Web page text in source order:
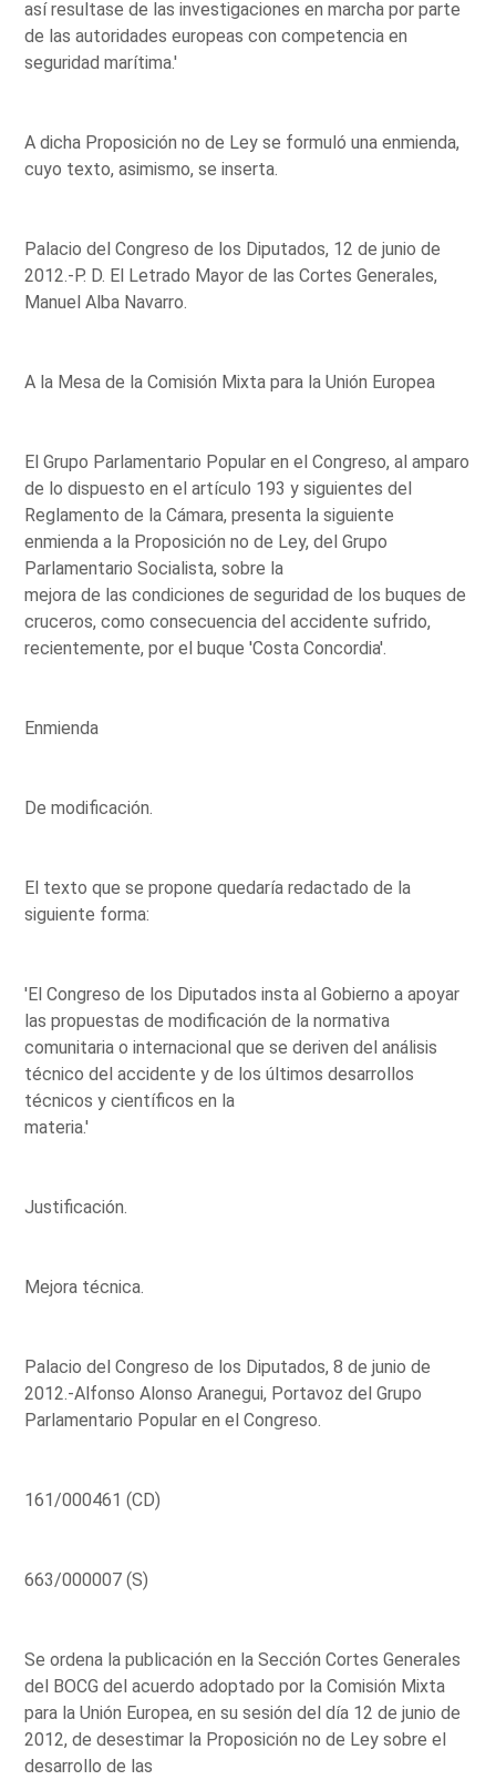
así resultase de las investigaciones en marcha por parte
de las autoridades europeas con competencia en
seguridad marítima.'
A dicha Proposición no de Ley se formuló una enmienda,
cuyo texto, asimismo, se inserta.
Palacio del Congreso de los Diputados, 12 de junio de
2012.-P. D. El Letrado Mayor de las Cortes Generales,
Manuel Alba Navarro.
A la Mesa de la Comisión Mixta para la Unión Europea
El Grupo Parlamentario Popular en el Congreso, al amparo
de lo dispuesto en el artículo 193 y siguientes del
Reglamento de la Cámara, presenta la siguiente
enmienda a la Proposición no de Ley, del Grupo
Parlamentario Socialista, sobre la
mejora de las condiciones de seguridad de los buques de
cruceros, como consecuencia del accidente sufrido,
recientemente, por el buque 'Costa Concordia'.
Enmienda
De modificación.
El texto que se propone quedaría redactado de la
siguiente forma:
'El Congreso de los Diputados insta al Gobierno a apoyar
las propuestas de modificación de la normativa
comunitaria o internacional que se deriven del análisis
técnico del accidente y de los últimos desarrollos
técnicos y científicos en la
materia.'
Justificación.
Mejora técnica.
Palacio del Congreso de los Diputados, 8 de junio de
2012.-Alfonso Alonso Aranegui, Portavoz del Grupo
Parlamentario Popular en el Congreso.
161/000461 (CD)
663/000007 (S)
Se ordena la publicación en la Sección Cortes Generales
del BOCG del acuerdo adoptado por la Comisión Mixta
para la Unión Europea, en su sesión del día 12 de junio de
2012, de desestimar la Proposición no de Ley sobre el
desarrollo de las